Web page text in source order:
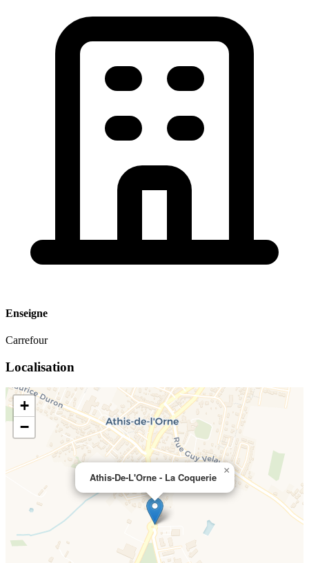
Enseigne
Carrefour
Localisation
Athis-De-L'Orne - La Coquerie
×
+
−